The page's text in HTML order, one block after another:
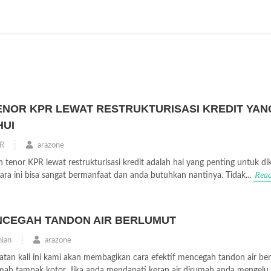
KPR LEWAT RESTRUKTURISASI KREDIT
arazone
tenor KPR lewat restrukturisasi kredit adalah hal yang penting untuk
ini bisa sangat bermanfaat dan anda butuhkan nantinya. Tidak...
TANDON AIR BERLUMUT
arazone
kali ini kami akan membagikan cara efektif mencegah tandon air